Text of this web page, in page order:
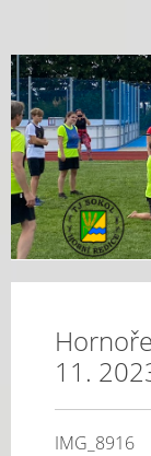
11.
IMG_8916